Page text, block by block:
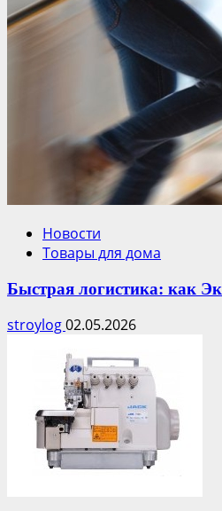
Новости
Товары для дома
Быстрая логистика: как
stroylog02.05.2026